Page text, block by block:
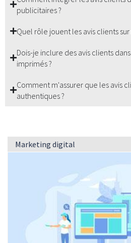
publicitaires ?
Quel rôle jouent les avis clients
Dois-je inclure des avis clients
imprimés ?
Comment m'assurer que les avis
authentiques ?
Marketing digital